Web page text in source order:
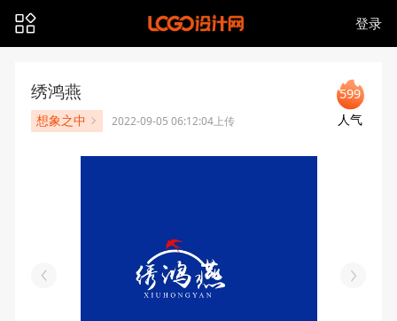
登录
绣鸿燕
想象之中 2022-09-05 06:12:04上传
599
人气